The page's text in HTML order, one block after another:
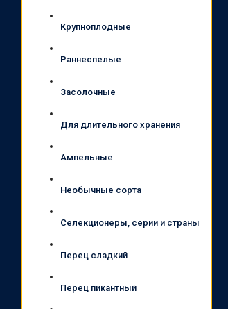
Крупноплодные
Раннеспелые
Засолочные
Для длительного хранения
Ампельные
Необычные сорта
Селекционеры, серии и страны
Перец сладкий
Перец пикантный